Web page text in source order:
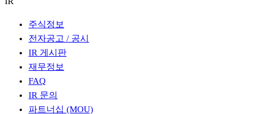
주식정보
전자공고 / 공시
IR 게시판
재무정보
FAQ
IR 문의
파트너십 (MOU)